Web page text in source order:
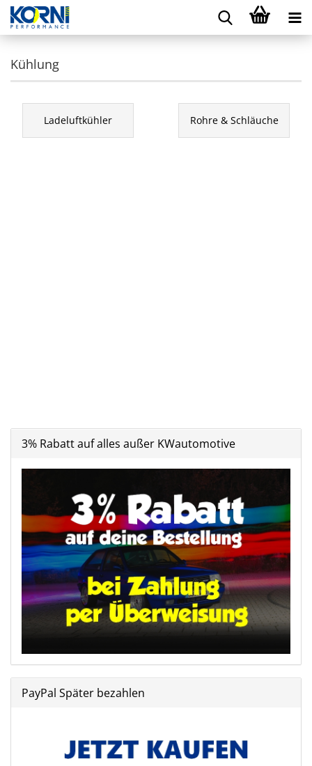
Kühlung
Ladeluftkühler Rohre & Schläuche
3% Rabatt auf alles außer KWautomotive
PayPal Später bezahlen